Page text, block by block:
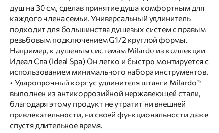
душ на 30 см, сделав принятие душа комфортным для
каждого члена семьи. Универсальный удлинитель
подходит для большинства душевых систем с правым
резьбовым подключением G1/2 круглой формы.
Например, к душевым системам Milardo из коллекции
Идеал Спа (Ideal Spa) Он легко и быстро монтируется с
использованием минимального набора инструментов.
• Ударопрочный корпус удлинителя штанги Milardo®
выполнен из антикоррозийной нержавеющей стали,
благодаря этому продукт не утратит ни внешней
привлекательности, ни своей функциональности даже
спустя длительное время.